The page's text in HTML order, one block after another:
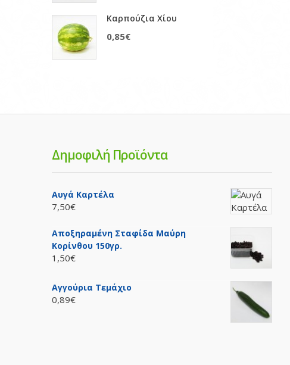
Καρπούζια Χίου
0,85€
Δημοφιλή Προϊόντα
Αυγά Καρτέλα
7,50€
Αποξηραμένη Σταφίδα Μαύρη
Κορίνθου 150γρ.
1,50€
Αγγούρια Τεμάχιο
0,89€